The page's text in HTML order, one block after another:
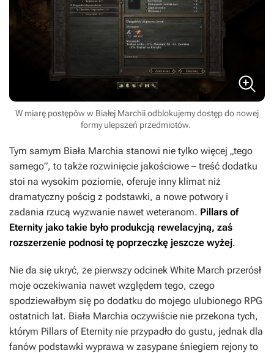
W miarę postępów w Białej Marchii odblokujemy dostęp do nowej
formy ulepszeń przedmiotów.
Tym samym Biała Marchia stanowi nie tylko więcej „tego
samego”, to także rozwinięcie jakościowe – treść dodatku
stoi na wysokim poziomie, oferuje inny klimat niż
dramatyczny pościg z podstawki, a nowe potwory i
zadania rzucą wyzwanie nawet weteranom. Pillars of
Eternity jako takie było produkcją rewelacyjną, zaś
rozszerzenie podnosi tę poprzeczkę jeszcze wyżej.
Nie da się ukryć, że pierwszy odcinek White March przerósł
moje oczekiwania nawet względem tego, czego
spodziewałbym się po dodatku do mojego ulubionego RPG
ostatnich lat. Biała Marchia oczywiście nie przekona tych,
którym Pillars of Eternity nie przypadło do gustu, jednak dla
fanów podstawki wyprawa w zasypane śniegiem rejony to